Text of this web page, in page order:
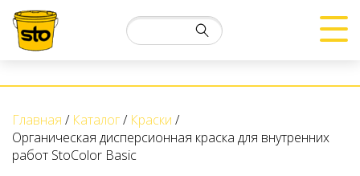
Главная Каталог
Краски
Органическая дисперсионная краска для внутренних
работ StoColor Basic